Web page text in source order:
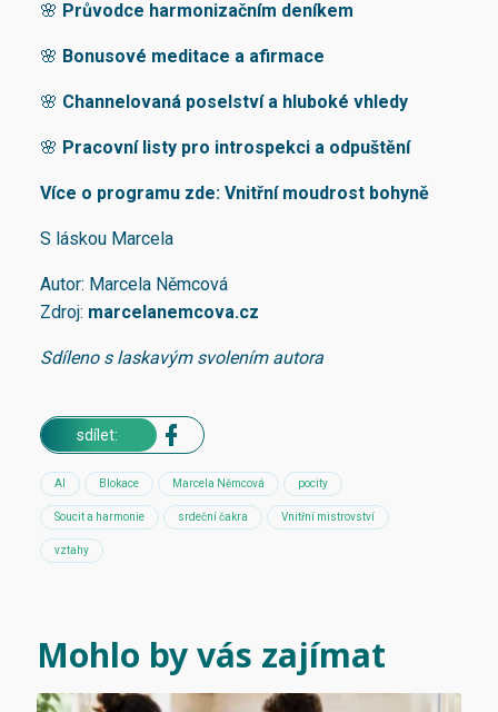
🌸 Průvodce harmonizačním deníkem
🌸 Bonusové meditace a afirmace
🌸 Channelovaná poselství a hluboké vhledy
🌸 Pracovní listy pro introspekci a odpuštění
Více o programu zde: Vnitřní moudrost bohyně
S láskou Marcela
Autor: Marcela Němcová
Zdroj: marcelanemcova.cz
Sdíleno s laskavým svolením autora
sdílet:
AI Blokace Marcela Němcová pocity
Soucit a harmonie srdeční čakra Vnitřní mistrovství
vztahy
Mohlo by vás zajímat